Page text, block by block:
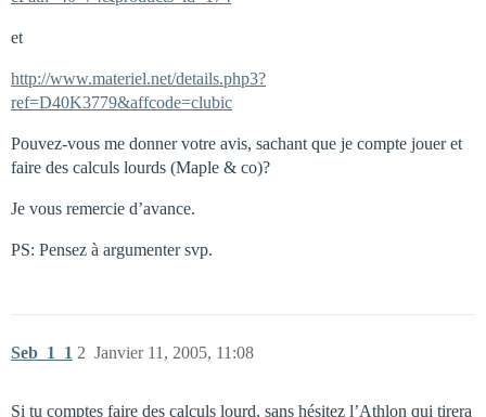
et
http://www.materiel.net/details.php3?
ref=D40K3779&affcode=clubic
Pouvez-vous me donner votre avis, sachant que je compte jouer et
faire des calculs lourds (Maple & co)?
Je vous remercie d’avance.
PS: Pensez à argumenter svp.
Seb_1_1 Janvier 11, 2005, 11:08
2
Si tu comptes faire des calculs lourd, sans hésitez l’Athlon qui tirera